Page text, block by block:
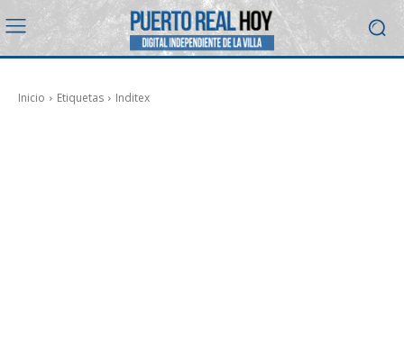
Inicio Etiquetas Inditex